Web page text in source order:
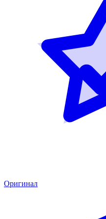
Оригинал